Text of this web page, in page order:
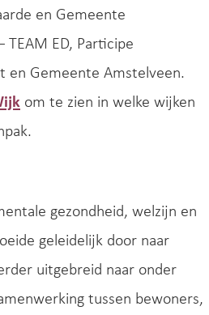
en Gemeente
ED, Participe
en Gemeente Amstelveen.
om te zien in welke wijken
gezondheid, welzijn en
geleidelijk door naar
uitgebreid naar onder
tussen bewoners,